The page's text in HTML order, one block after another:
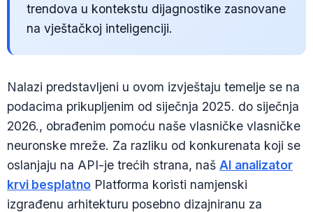
trendova u kontekstu dijagnostike zasnovane
na vještačkoj inteligenciji.
Nalazi predstavljeni u ovom izvještaju temelje se na
podacima prikupljenim od siječnja 2025. do siječnja
2026., obrađenim pomoću naše vlasničke vlasničke
neuronske mreže. Za razliku od konkurenata koji se
oslanjaju na API-je trećih strana, naš AI analizator
krvi besplatno Platforma koristi namjenski
izgrađenu arhitekturu posebno dizajniranu za